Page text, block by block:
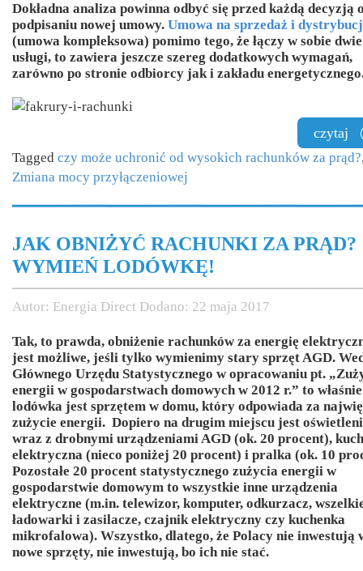
Dokładna analiza powinna odbyć się przed każdą decyzją
podpisaniu nowej umowy. Umowa na sprzedaż i
(umowa kompleksowa) pomimo tego, że łączy w sobie dwie
usługi, to zawiera jeszcze szereg dodatkowych wymagań,
zarówno po stronie odbiorcy jak i zakładu
czytaj
Tagged czy może uchronić od wysokich rachunków za prąd?
Zmiana mocy przyłączeniowej
JAK OBNIŻYĆ RACHUNKI ZA PRĄD?
WYMIEŃ LODÓWKĘ!
Autor: Energia Direct Dodano: 22 maja 2017
Tak, to prawda, obniżenie rachunków za energię
jest możliwe, jeśli tylko wymienimy stary sprzęt AGD.
Głównego Urzędu Statystycznego w opracowaniu pt.
energii w gospodarstwach domowych w 2012 r.” to właśnie
lodówka jest sprzętem w domu, który odpowiada za
zużycie energii. Dopiero na drugim miejscu jest
wraz z drobnymi urządzeniami AGD (ok. 20 procent),
elektryczna (nieco poniżej 20 procent) i pralka (ok. 10
Pozostałe 20 procent statystycznego zużycia energii w
gospodarstwie domowym to wszystkie inne urządzenia
elektryczne (m.in. telewizor, komputer, odkurzacz,
ładowarki i zasilacze, czajnik elektryczny czy kuchenka
mikrofalowa). Wszystko, dlatego, że Polacy nie inwestują
nowe sprzęty, nie inwestują, bo ich nie stać.